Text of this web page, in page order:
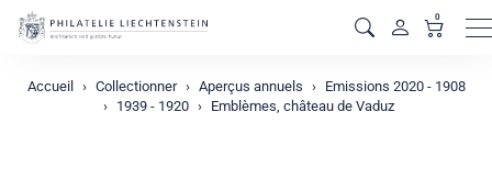
0
Accueil Collectionner Aperçus annuels
Emissions 2020 - 1908
1939 - 1920
Emblèmes, château de Vaduz